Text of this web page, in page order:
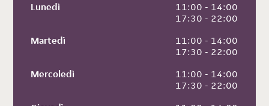
Lunedì
11:00 - 14:00
17:30 - 22:00
Martedì
11:00 - 14:00
17:30 - 22:00
Mercoledì
11:00 - 14:00
17:30 - 22:00